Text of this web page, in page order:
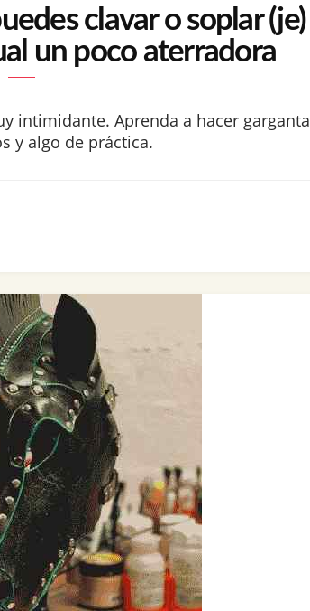
clavar o soplar (je)
un poco aterradora
intimidante. Aprenda a hacer garganta
y algo de práctica.